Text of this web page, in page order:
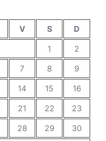
V S
D
1
2
7 8
9
14 15
16
21 22
23
28 29
30